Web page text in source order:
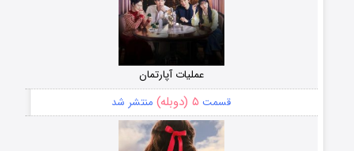
عملیات آپارتمان
قسمت ۵ (دوبله) منتشر شد